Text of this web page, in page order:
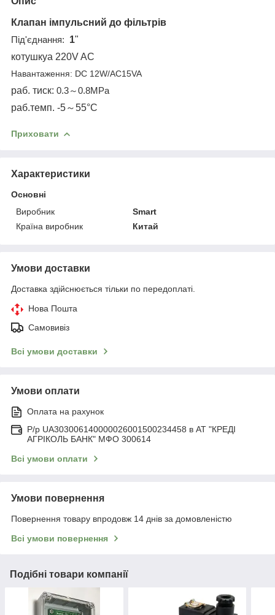
Клапан імпульсний до фільтрів
Під'єднання: 1"
котушкуа 220VAC
Навантаження: DC 12W/AC15VA
раб. тиск: 0.3～0.8MPa
раб.темп. -5～55°C
Приховати
Характеристики
Основні
Виробник
Smart
Країна виробник
Китай
Умови доставки
Доставка здійснюється тільки по передоплаті.
Нова Пошта
Самовивіз
Всі умови доставки
Умови оплати
Оплата на рахунок
Р/р UA303006140000026001500234458 в АТ "КРЕДІ
АГРІКОЛЬ БАНК" МФО 300614
Всі умови оплати
Умови повернення
Повернення товару впродовж 14 днів за домовленістю
Всі умови повернення
Подібні товари компанії